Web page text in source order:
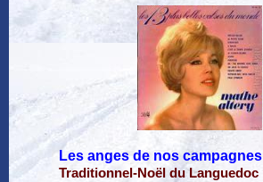
Les anges de nos campagnes
Traditionnel-Noël du Languedoc